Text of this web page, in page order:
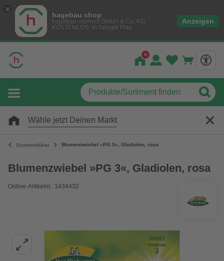
hagebau shop
hagebau connect GmbH & Co. KG
KOSTENLOS- In Google Play
Anzeigen
Wähle jetzt Deinen Markt
Sommerblüher Blumenzwiebel »PG 3«, Gladiolen, rosa
Blumenzwiebel »PG 3«, Gladiolen, rosa
Online-Artikelnr.: 1434432